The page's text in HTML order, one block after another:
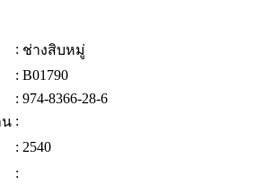
: ช่างสิบหมู่
: B01790
: 974-8366-28-6
น :
: 2540
: